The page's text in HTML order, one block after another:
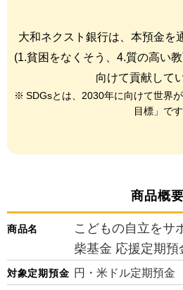
大和ネクスト銀行は、本預金
(1.貧困をなくそう、4.質の高い
向けて貢献して
SDGsとは、2030年に向けて世界
目標」です
商品概要
商品名
こどもの自立をサ
柴基金 応援定期預
対象定期預金 円・米ドル定期預金